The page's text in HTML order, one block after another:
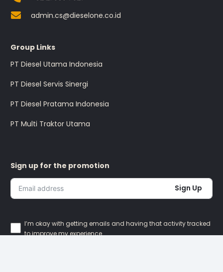
admin.cs@dieselone.co.id
Group Links
PT Diesel Utama Indonesia
PT Diesel Servis Sinergi
PT Diesel Pratama Indonesia
PT Multi Traktor Utama
Sign up for the promotion
Sign Up
I’m okay with getting emails and having that activity tracked
to improve my experience.